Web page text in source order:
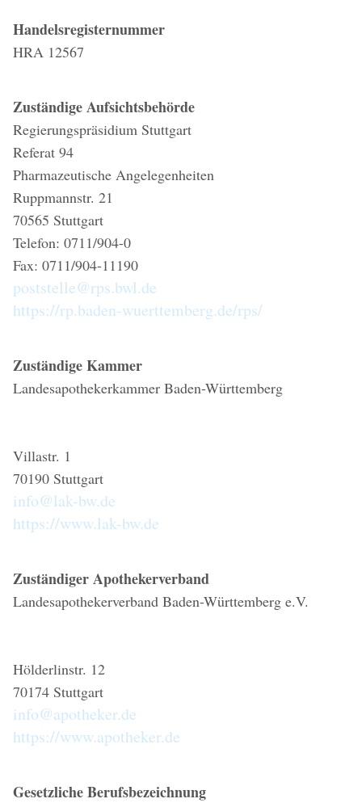
Handelsregisternummer
HRA 12567
Zuständige Aufsichtsbehörde
Regierungspräsidium Stuttgart
Referat 94
Pharmazeutische Angelegenheiten
Ruppmannstr. 21
70565 Stuttgart
Telefon: 0711/904-0
Fax: 0711/904-11190
poststelle@rps.bwl.de
https://rp.baden-wuerttemberg.de/rps/
Zuständige Kammer
Landesapothekerkammer Baden-Württemberg
Villastr. 1
70190 Stuttgart
info@lak-bw.de
https://www.lak-bw.de
Zuständiger Apothekerverband
Landesapothekerverband Baden-Württemberg e.V.
Hölderlinstr. 12
70174 Stuttgart
info@apotheker.de
https://www.apotheker.de
Gesetzliche Berufsbezeichnung